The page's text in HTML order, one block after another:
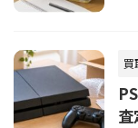
買